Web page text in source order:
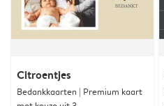
Citroentjes
Bedankkaarten | Premium kaart